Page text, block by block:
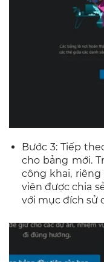
Bước 3: Tiếp
cho bảng mới.
công khai,
viên được chia
với mục đích sử